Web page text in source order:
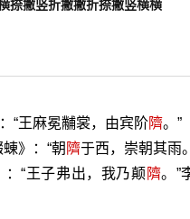
捺撇竖折撇撇折捺撇竖横横
“王麻冕黼裳，由宾阶隮。”
》：“朝 隮于西，崇朝其雨
“王子弗出，我乃颠 隮。”